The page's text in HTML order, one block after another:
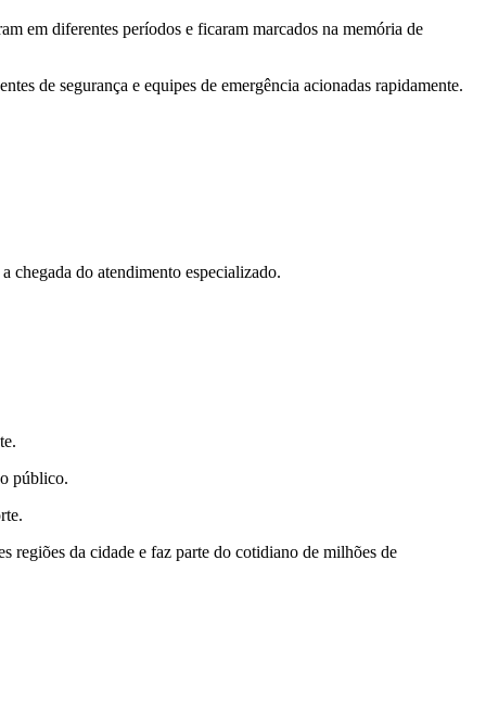
em diferentes períodos e ficaram marcados na memória de
de segurança e equipes de emergência acionadas rapidamente.
chegada do atendimento especializado.
público.
regiões da cidade e faz parte do cotidiano de milhões de